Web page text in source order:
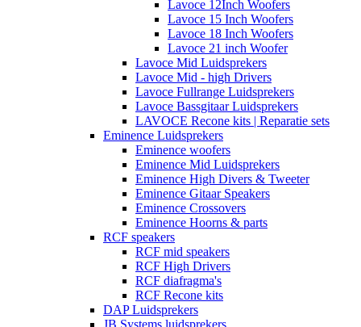
Lavoce 12Inch Woofers
Lavoce 15 Inch Woofers
Lavoce 18 Inch Woofers
Lavoce 21 inch Woofer
Lavoce Mid Luidsprekers
Lavoce Mid - high Drivers
Lavoce Fullrange Luidsprekers
Lavoce Bassgitaar Luidsprekers
LAVOCE Recone kits | Reparatie sets
Eminence Luidsprekers
Eminence woofers
Eminence Mid Luidsprekers
Eminence High Divers & Tweeter
Eminence Gitaar Speakers
Eminence Crossovers
Eminence Hoorns & parts
RCF speakers
RCF mid speakers
RCF High Drivers
RCF diafragma's
RCF Recone kits
DAP Luidsprekers
JB Systems luidsprekers